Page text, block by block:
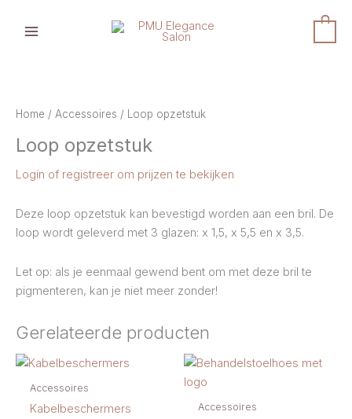
Home / Accessoires / Loop opzetstuk
Loop opzetstuk
Login of registreer om prijzen te bekijken
Deze loop opzetstuk kan bevestigd worden aan een bril. De
loop wordt geleverd met 3 glazen: x 1,5, x 5,5 en x 3,5.
Let op: als je eenmaal gewend bent om met deze bril te
pigmenteren, kan je niet meer zonder!
Gerelateerde producten
Accessoires
Kabelbeschermers Accessoires